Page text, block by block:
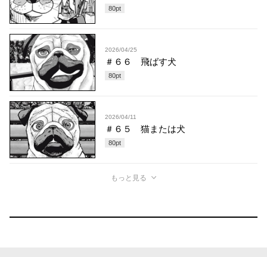
80pt
2026/04/25
＃６６ 飛ばす犬
80pt
2026/04/11
＃６５ 猫または犬
80pt
もっと見る